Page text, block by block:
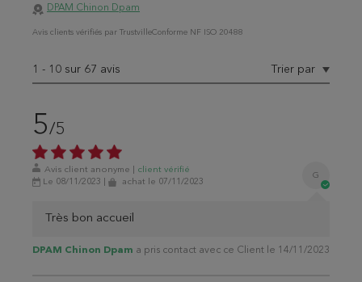
DPAM Chinon Dpam
Avis clients vérifiés par TrustvilleConforme NF ISO 20488
1 - 10 sur 67 avis Trier par
5/5
Avis client anonyme client vérifié
Le 08/11/2023
achat le 07/11/2023
G
Très bon accueil
DPAM Chinon Dpam a pris contact avec ce Client le 14/11/2023